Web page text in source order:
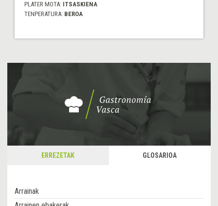
PLATER MOTA: ITSASKIENA
TENPERATURA: BEROA
ERREZETAK GLOSARIOA
Arrainak